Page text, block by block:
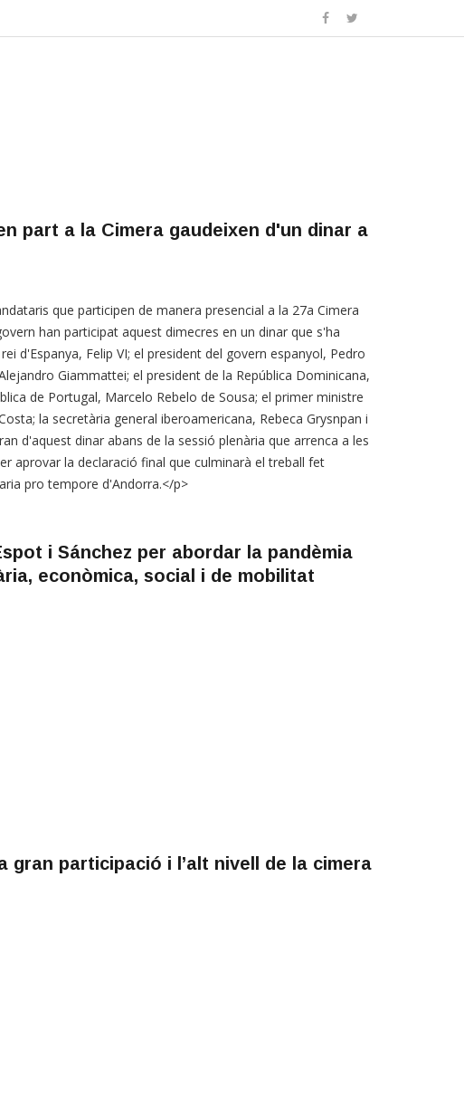
part a la Cimera gaudeixen d'un dinar a
que participen de manera presencial a la 27a Cimera
han participat aquest dimecres en un dinar que s'ha
d'Espanya, Felip VI; el president del govern espanyol, Pedro
Giammattei; el president de la República Dominicana,
de Portugal, Marcelo Rebelo de Sousa; el primer ministre
la secretària general iberoamericana, Rebeca Grysnpan i
d'aquest dinar abans de la sessió plenària que arrenca a les
aprovar la declaració final que culminarà el treball fet
pro tempore d'Andorra.</p>
i Sánchez per abordar la pandèmia
econòmica, social i de mobilitat
gran participació i l’alt nivell de la cimera